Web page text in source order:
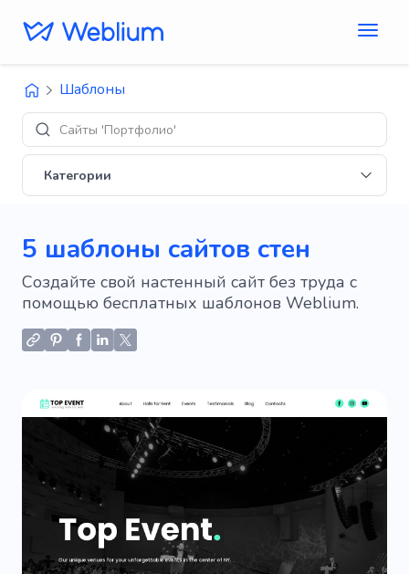
Шаблоны
Сайты 'Портфолио'
Категории
5 шаблоны сайтов стен
Создайте свой настенный сайт без труда с
помощью бесплатных шаблонов Weblium.